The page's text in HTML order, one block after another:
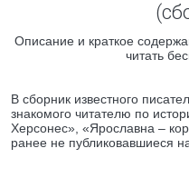
Описание и краткое
читать
В сборник известного
знакомого читателю по
Херсонес», «Ярославна –
ранее не публиковавшиеся